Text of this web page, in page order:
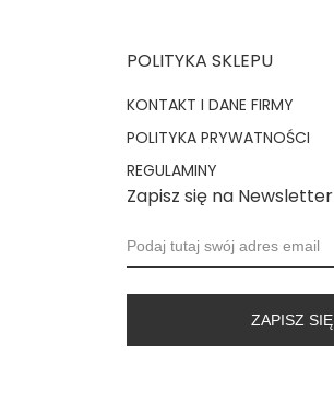
POLITYKA SKLEPU
KONTAKT I DANE FIRMY
POLITYKA PRYWATNOŚCI
REGULAMINY
Zapisz się na Newsletter
ZAPISZ SIĘ